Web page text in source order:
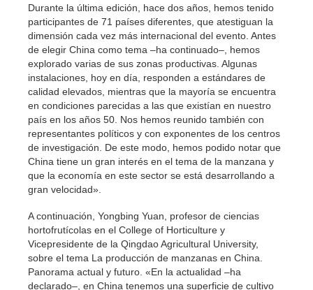
Durante la última edición, hace dos años, hemos tenido
participantes de 71 países diferentes, que atestiguan la
dimensión cada vez más internacional del evento. Antes
de elegir China como tema –ha continuado–, hemos
explorado varias de sus zonas productivas. Algunas
instalaciones, hoy en día, responden a estándares de
calidad elevados, mientras que la mayoría se encuentra
en condiciones parecidas a las que existían en nuestro
país en los años 50. Nos hemos reunido también con
representantes políticos y con exponentes de los centros
de investigación. De este modo, hemos podido notar que
China tiene un gran interés en el tema de la manzana y
que la economía en este sector se está desarrollando a
gran velocidad».
A continuación, Yongbing Yuan, profesor de ciencias
hortofrutícolas en el College of Horticulture y
Vicepresidente de la Qingdao Agricultural University,
sobre el tema La producción de manzanas en China.
Panorama actual y futuro. «En la actualidad –ha
declarado–, en China tenemos una superficie de cultivo